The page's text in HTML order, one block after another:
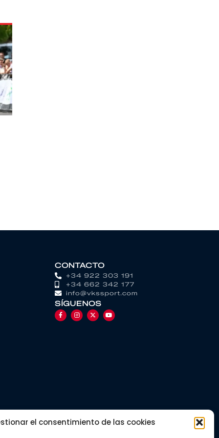
el consentimiento de las cookies
CONTACTO
+34 922 303 191
+34 662 342 177
info@vkssport.com
SÍGUENOS